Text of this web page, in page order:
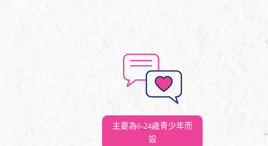
主要為6-24歲青少年而
設